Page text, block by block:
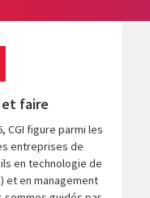
faire
CGI figure parmi les
entreprises de
en technologie de
et en management